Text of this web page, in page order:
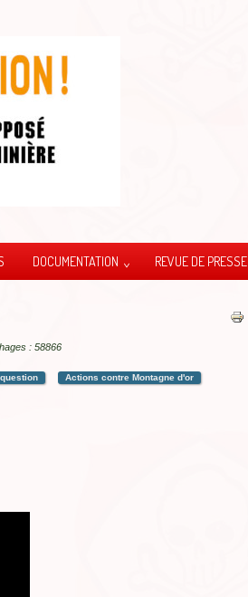
DOCUMENTATION REVUE DE PRESSE
: 58866
Actions contre Montagne d'or